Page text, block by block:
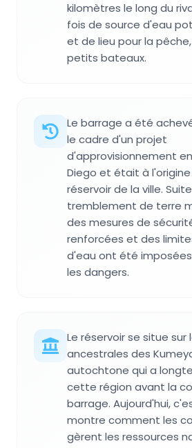
kilomètres le long du
fois de source d'eau
et de lieu pour la
petits bateaux.
Le barrage a été
le cadre d'un projet
d'approvisionnement
Diego et était à
réservoir de la ville.
tremblement de terre
des mesures de
renforcées et des
d'eau ont été
les dangers.
Le réservoir se situe sur
ancestrales des
autochtone qui a
cette région avant la
barrage. Aujourd'hui,
montre comment les
gèrent les ressources